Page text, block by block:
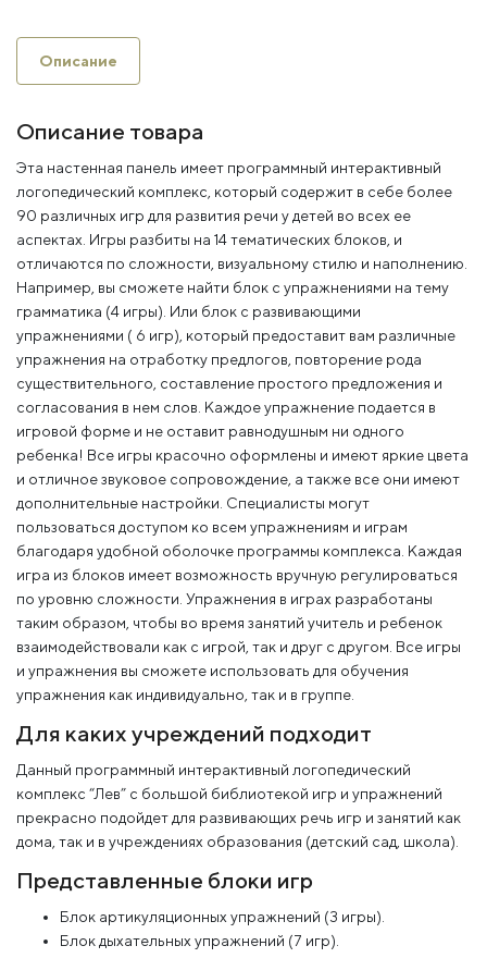
Описание
Описание товара
Эта настенная панель имеет программный интерактивный
логопедический комплекс, который содержит в себе более
90 различных игр для развития речи у детей во всех ее
аспектах. Игры разбиты на 14 тематических блоков, и
отличаются по сложности, визуальному стилю и наполнению.
Например, вы сможете найти блок с упражнениями на тему
грамматика (4 игры). Или блок с развивающими
упражнениями ( 6 игр), который предоставит вам различные
упражнения на отработку предлогов, повторение рода
существительного, составление простого предложения и
согласования в нем слов. Каждое упражнение подается в
игровой форме и не оставит равнодушным ни одного
ребенка! Все игры красочно оформлены и имеют яркие цвета
и отличное звуковое сопровождение, а также все они имеют
дополнительные настройки. Специалисты могут
пользоваться доступом ко всем упражнениям и играм
благодаря удобной оболочке программы комплекса. Каждая
игра из блоков имеет возможность вручную регулироваться
по уровню сложности. Упражнения в играх разработаны
таким образом, чтобы во время занятий учитель и ребенок
взаимодействовали как с игрой, так и друг с другом. Все игры
и упражнения вы сможете использовать для обучения
упражнения как индивидуально, так и в группе.
Для каких учреждений подходит
Данный программный интерактивный логопедический
комплекс “Лев” с большой библиотекой игр и упражнений
прекрасно подойдет для развивающих речь игр и занятий как
дома, так и в учреждениях образования (детский сад, школа).
Представленные блоки игр
Блок артикуляционных упражнений (3 игры).
Блок дыхательных упражнений (7 игр).